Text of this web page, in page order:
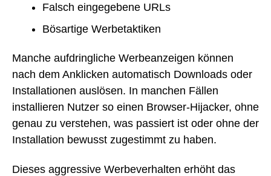
Falsch eingegebene URLs
Bösartige Werbetaktiken
Manche aufdringliche Werbeanzeigen können
nach dem Anklicken automatisch Downloads oder
Installationen auslösen. In manchen Fällen
installieren Nutzer so einen Browser-Hijacker, ohne
genau zu verstehen, was passiert ist oder ohne der
Installation bewusst zugestimmt zu haben.
Dieses aggressive Werbeverhalten erhöht das